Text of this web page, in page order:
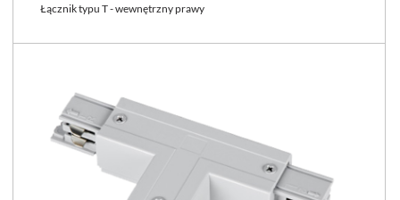
Łącznik typu T - wewnętrzny prawy